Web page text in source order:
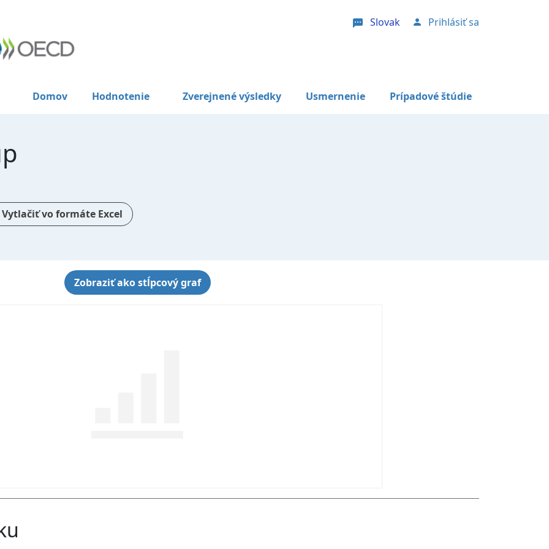
Slovak User account menu
Prihlásiť sa
Domov Hodnotenie Zverejnené výsledky Usmernenie Prípadové štúdie
Vytlačiť vo formáte Excel
Zobraziť ako stĺpcový graf